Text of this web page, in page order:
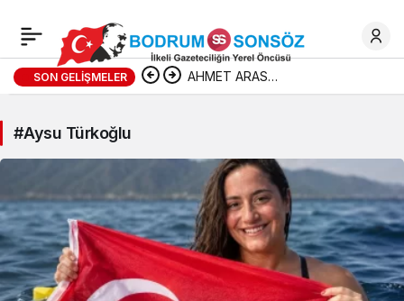
SON GELIŞMELER AHMET ARAS
#Aysu Türkoğlu